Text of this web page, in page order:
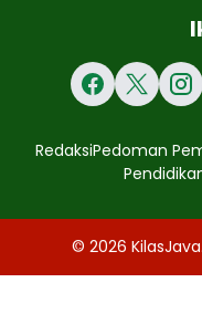
RedaksiPedoman
© 2026